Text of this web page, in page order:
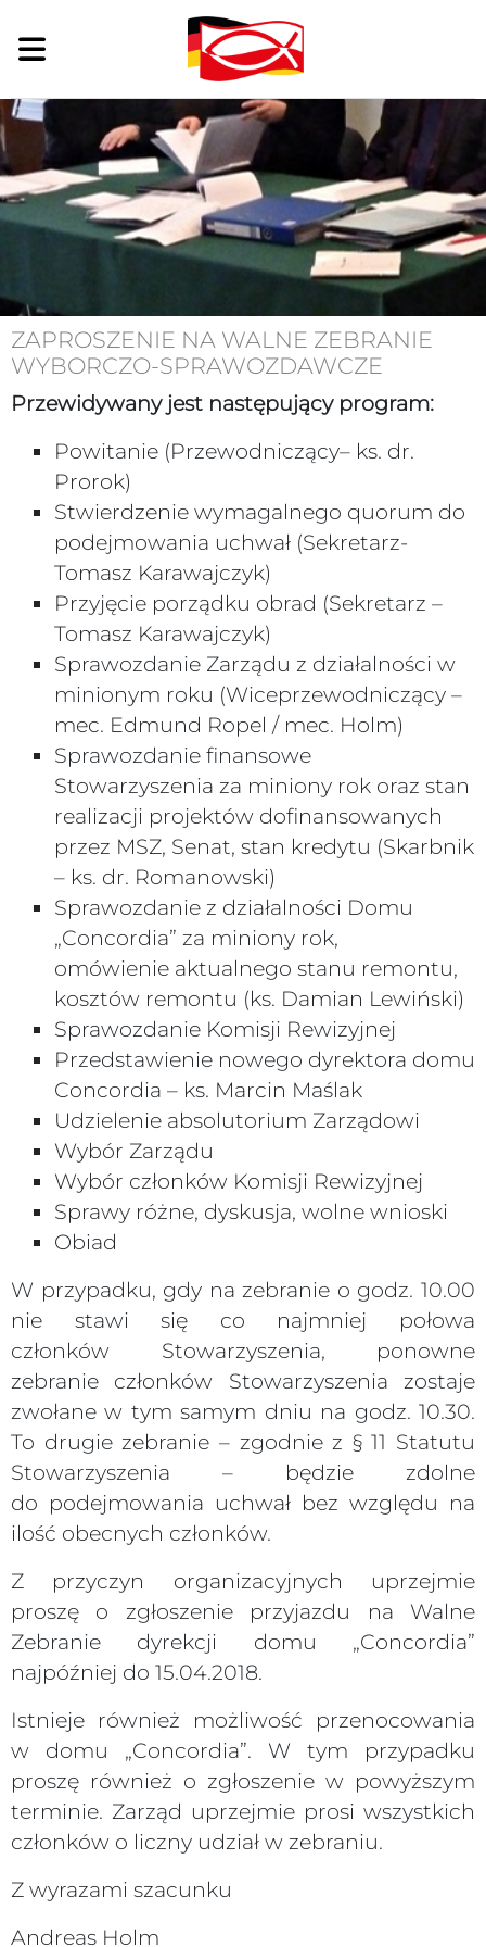
ZAPROSZENIE NA WALNE ZEBRANIE
WYBORCZO-SPRAWOZDAWCZE
Przewidywany jest następujący program:
Powitanie (Przewodniczący– ks. dr.
Prorok)
Stwierdzenie wymagalnego quorum do
podejmowania uchwał (Sekretarz-
Tomasz Karawajczyk)
Przyjęcie porządku obrad (Sekretarz –
Tomasz Karawajczyk)
Sprawozdanie Zarządu z działalności w
minionym roku (Wiceprzewodniczący –
mec. Edmund Ropel / mec. Holm)
Sprawozdanie finansowe
Stowarzyszenia za miniony rok oraz stan
realizacji projektów dofinansowanych
przez MSZ, Senat, stan kredytu (Skarbnik
– ks. dr. Romanowski)
Sprawozdanie z działalności Domu
„Concordia” za miniony rok,
omówienie aktualnego stanu remontu,
kosztów remontu (ks. Damian Lewiński)
Sprawozdanie Komisji Rewizyjnej
Przedstawienie nowego dyrektora domu
Concordia – ks. Marcin Maślak
Udzielenie absolutorium Zarządowi
Wybór Zarządu
Wybór członków Komisji Rewizyjnej
Sprawy różne, dyskusja, wolne wnioski
Obiad
W przypadku, gdy na zebranie o godz. 10.00
nie stawi się co najmniej połowa
członków Stowarzyszenia, ponowne
zebranie członków Stowarzyszenia zostaje
zwołane w tym samym dniu na godz. 10.30.
To drugie zebranie – zgodnie z § 11 Statutu
Stowarzyszenia – będzie zdolne
do podejmowania uchwał bez względu na
ilość obecnych członków.
Z przyczyn organizacyjnych uprzejmie
proszę o zgłoszenie przyjazdu na Walne
Zebranie dyrekcji domu „Concordia”
najpóźniej do 15.04.2018.
Istnieje również możliwość przenocowania
w domu „Concordia”. W tym przypadku
proszę również o zgłoszenie w powyższym
terminie. Zarząd uprzejmie prosi wszystkich
członków o liczny udział w zebraniu.
Z wyrazami szacunku
Andreas Holm